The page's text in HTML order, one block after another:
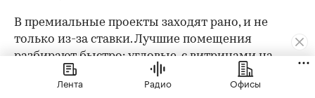
В премиальные проекты заходят рано, и не
только из-за ставки. Лучшие помещения
разбирают быстро: угловые, с витринами на
главный проспект, с нужной площадью. Позже
придется идти на компромисс по метражу или
Лента Радио Офисы